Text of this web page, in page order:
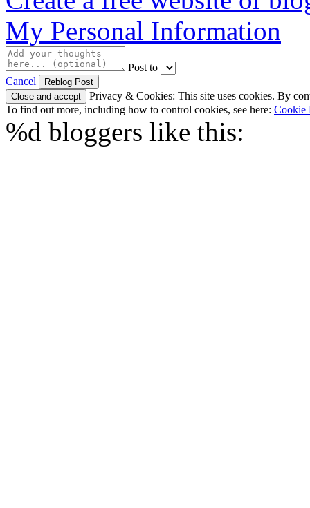
My Personal Information
Post to
Cancel
Privacy & Cookies: This site uses cookies. By
To find out more, including how to control cookies, see here: Cookie
%d bloggers like this: